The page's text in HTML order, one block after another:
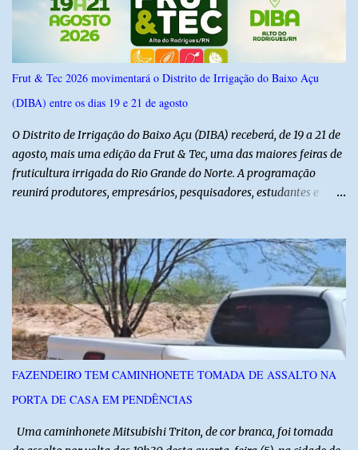
Frut & Tec 2026 movimentará o Distrito de Irrigação do Baixo Açu
(DIBA) entre os dias 19 e 21 de agosto
O Distrito de Irrigação do Baixo Açu (DIBA) receberá, de 19 a 21 de
agosto, mais uma edição da Frut & Tec, uma das maiores feiras de
fruticultura irrigada do Rio Grande do Norte. A programação
reunirá produtores, empresários, pesquisadores, estudantes e
instituições e tecnologias voltadas ao setor. Além das atividades
técnicas, a feira contará com programação cultural. No dia 20 de
agosto, o público poderá prestigiar o show de humor com Mução,
seguido de apresentação musical de Vê Barreto. A Frut & Tec
reforça a importância do Distrito de Irrigação do Baixo Açu como
referência na fruticultura irrigada, promovendo conhecimento,
FAZENDEIRO TEM CAMINHONETE TOMADA DE ASSALTO NA
PORTA DE CASA EM PENDÊNCIAS
Uma caminhonete Mitsubishi Triton, de cor branca, foi tomada